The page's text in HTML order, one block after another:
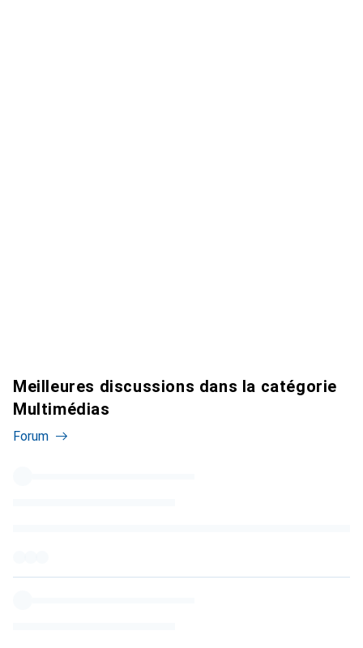
Meilleures discussions dans la catégorie
Multimédias
Forum